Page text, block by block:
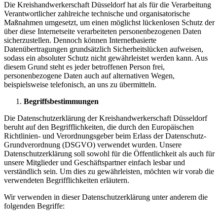
Die Kreishandwerkerschaft Düsseldorf hat als für die Verarbeitung
Verantwortlicher zahlreiche technische und organisatorische
Maßnahmen umgesetzt, um einen möglichst lückenlosen Schutz der
über diese Internetseite verarbeiteten personenbezogenen Daten
sicherzustellen. Dennoch können Internetbasierte
Datenübertragungen grundsätzlich Sicherheitslücken aufweisen,
sodass ein absoluter Schutz nicht gewährleistet werden kann. Aus
diesem Grund steht es jeder betroffenen Person frei,
personenbezogene Daten auch auf alternativen Wegen,
beispielsweise telefonisch, an uns zu übermitteln.
Begriffsbestimmungen
Die Datenschutzerklärung der Kreishandwerkerschaft Düsseldorf
beruht auf den Begrifflichkeiten, die durch den Europäischen
Richtlinien- und Verordnungsgeber beim Erlass der Datenschutz-
Grundverordnung (DSGVO) verwendet wurden. Unsere
Datenschutzerklärung soll sowohl für die Öffentlichkeit als auch für
unsere Mitglieder und Geschäftspartner einfach lesbar und
verständlich sein. Um dies zu gewährleisten, möchten wir vorab die
verwendeten Begrifflichkeiten erläutern.
Wir verwenden in dieser Datenschutzerklärung unter anderem die
folgenden Begriffe: